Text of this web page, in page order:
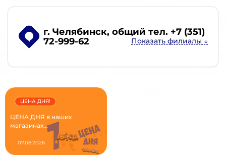
г. Челябинск, общий тел. +7 (351)
72-999-62
ЦЕНА ДНЯ в наших
магазинах...
ЦЕНА ДНЯ!
07.08.2026